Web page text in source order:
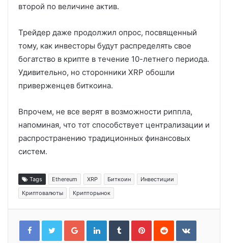
второй по величине актив.
Трейдер даже продолжил опрос, посвященный
тому, как инвесторы будут распределять свое
богатство в крипте в течение 10-летнего периода.
Удивительно, но сторонники XRP обошли
приверженцев биткоина.
Впрочем, не все верят в возможности риппла,
напоминая, что тот способствует централизации и
распространению традиционных финансовых
систем.
Tags Ethereum XRP Биткоин
Инвестиции
Криптовалюты
Крипторынок
Google+LinkedInTumblrPinterestReddit VKontakte